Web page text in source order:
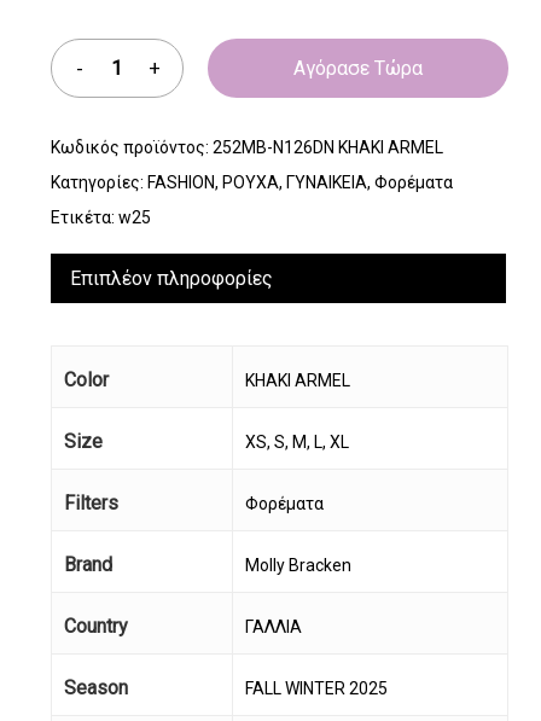
Αγόρασε Τώρα
Κωδικός προϊόντος: 252MB-N126DN KHAKI ARMEL
Κατηγορίες: FASHION, ΡΟΥΧΑ, ΓΥΝΑΙΚΕΙΑ, Φορέματα
Ετικέτα: w25
Επιπλέον πληροφορίες
Color KHAKI ARMEL
Size XS, S, M, L, XL
Filters Φορέματα
Brand Molly Bracken
Country ΓΑΛΛΙΑ
Season FALL WINTER 2025